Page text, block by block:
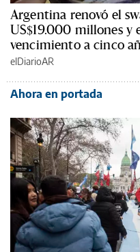
Argentina renovó el
US$19.000 millones y
vencimiento a cinco
elDiarioAR
Ahora en portada